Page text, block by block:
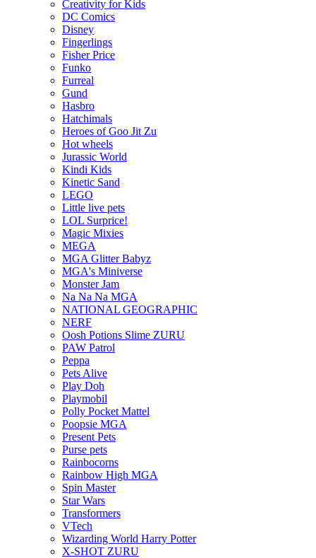
Creativity for Kids
DC Comics
Disney
Fingerlings
Fisher Price
Funko
Furreal
Gund
Hasbro
Hatchimals
Heroes of Goo Jit Zu
Hot wheels
Jurassic World
Kindi Kids
Kinetic Sand
LEGO
Little live pets
LOL Surprice!
Magic Mixies
MEGA
MGA Glitter Babyz
MGA's Miniverse
Monster Jam
Na Na Na MGA
NATIONAL GEOGRAPHIC
NERF
Oosh Potions Slime ZURU
PAW Patrol
Peppa
Pets Alive
Play Doh
Playmobil
Polly Pocket Mattel
Poopsie MGA
Present Pets
Purse pets
Rainbocorns
Rainbow High MGA
Spin Master
Star Wars
Transformers
VTech
Wizarding World Harry Potter
X-SHOT ZURU